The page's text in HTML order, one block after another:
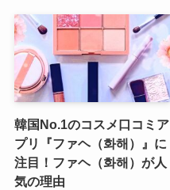
韓国No.1のコスメ口コミア
プリ『ファヘ（화해）』に
注目！ファヘ（화해）が人
気の理由